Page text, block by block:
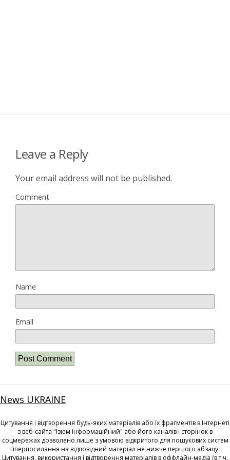
Leave a Reply
Your email address will not be published.
Comment
Name
Email
News UKRAINE
Цитування і відтворення будь-яких матеріалів або їх фрагментів в Інтернеті
з веб-сайта "Ізюм Інформаційний" або його каналів і сторінок в
соцмережах дозволено лише з умовою відкритого для пошукових систем
гіперпосилання на відповідний матеріал не нижче першого абзацу.
Цитування, використання і відтворення матеріалів в оффлайн-медіа (в т.ч.